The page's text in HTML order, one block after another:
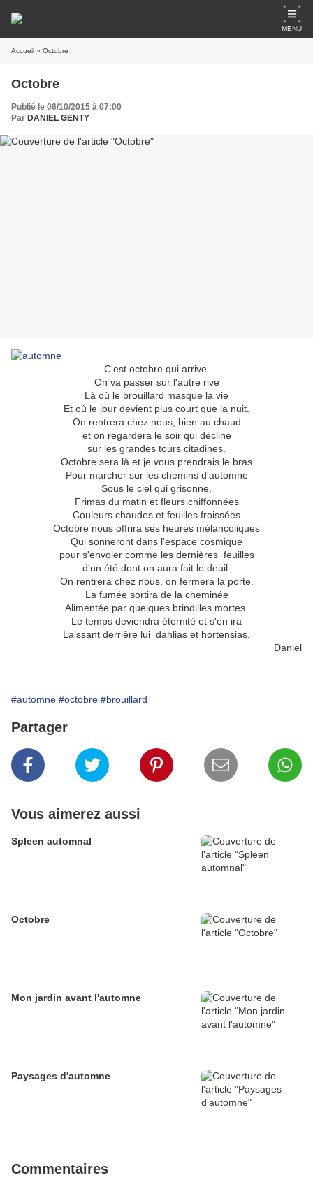
MENU
Accueil » Octobre
Octobre
Publié le 06/10/2015 à 07:00
Par DANIEL GENTY
C'est octobre qui arrive.
On va passer sur l'autre rive
Là où le brouillard masque la vie
Et où le jour devient plus court que la nuit.
On rentrera chez nous, bien au chaud
et on regardera le soir qui décline
sur les grandes tours citadines.
Octobre sera là et je vous prendrais le bras
Pour marcher sur les chemins d'automne
Sous le ciel qui grisonne.
Frimas du matin et fleurs chiffonnées
Couleurs chaudes et feuilles froissées
Octobre nous offrira ses heures mélancoliques
Qui sonneront dans l'espace cosmique
pour s'envoler comme les dernières feuilles
d'un été dont on aura fait le deuil.
On rentrera chez nous, on fermera la porte.
La fumée sortira de la cheminée
Alimentée par quelques brindilles mortes.
Le temps deviendra éternité et s'en ira
Laissant derrière lui dahlias et hortensias.
Daniel
#automne #octobre #brouillard
Partager
Vous aimerez aussi
Spleen automnal
Octobre
Mon jardin avant l'automne
Paysages d'automne
Commentaires